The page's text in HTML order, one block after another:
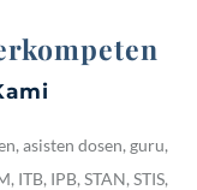
asisten dosen, guru,
ITB, IPB, STAN, STIS,